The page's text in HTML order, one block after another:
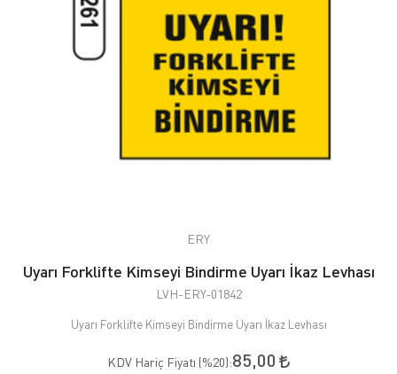
ERY
Uyarı Forklifte Kimseyi Bindirme Uyarı İkaz Levhası
LVH-ERY-01842
Uyarı Forklifte Kimseyi Bindirme Uyarı İkaz Levhası
KDV Hariç Fiyatı (%20):85,00